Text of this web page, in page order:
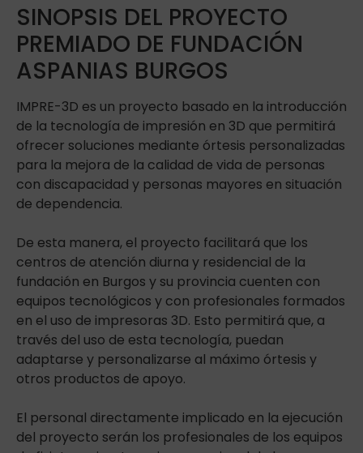
SINOPSIS DEL PROYECTO
PREMIADO DE FUNDACIÓN
ASPANIAS BURGOS
IMPRE-3D es un proyecto basado en la introducción
de la tecnología de impresión en 3D que permitirá
ofrecer soluciones mediante órtesis personalizadas
para la mejora de la calidad de vida de personas
con discapacidad y personas mayores en situación
de dependencia.
De esta manera, el proyecto facilitará que los
centros de atención diurna y residencial de la
fundación en Burgos y su provincia cuenten con
equipos tecnológicos y con profesionales formados
en el uso de impresoras 3D. Esto permitirá que, a
través del uso de esta tecnología, puedan
adaptarse y personalizarse al máximo órtesis y
otros productos de apoyo.
El personal directamente implicado en la ejecución
del proyecto serán los profesionales de los equipos